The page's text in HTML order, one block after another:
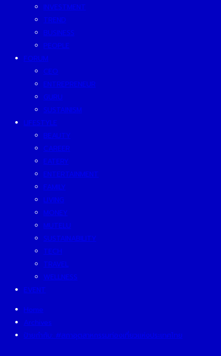
INVESTMENT
TREND
BUSINESS
PEOPLE
FORUM
CEO
ENTREPRENEUR
GURU
SUSTAINISM
LIFESTYLE
BEAUTY
CAREER
EATERY
ENTERTAINMENT
FAMILY
LIVING
MONEY
MUTELU
SUSTAINABILITY
TECH
TRAVEL
WELLNESS
EVENT
Home
Archives
ป้ายกำกับ: #สภาอุตสาหกรรมท่องเที่ยวแห่งประเทศไทย